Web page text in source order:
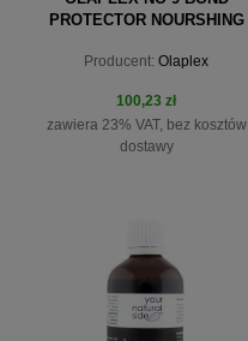
PROTECTOR NOURSHING
Producent: Olaplex
100,23 zł
zawiera 23% VAT, bez kosztów
dostawy
do koszyka